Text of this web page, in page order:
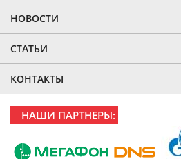
НОВОСТИ
СТАТЬИ
КОНТАКТЫ
НАШИ ПАРТНЕРЫ: